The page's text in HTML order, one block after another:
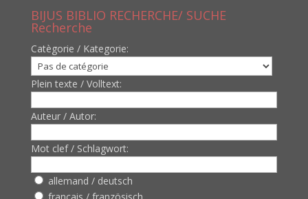
BIJUS BIBLIO RECHERCHE/ SUCHE
Recherche
Catègorie / Kategorie:
Plein texte / Volltext:
Auteur / Autor:
Mot clef / Schlagwort:
allemand / deutsch